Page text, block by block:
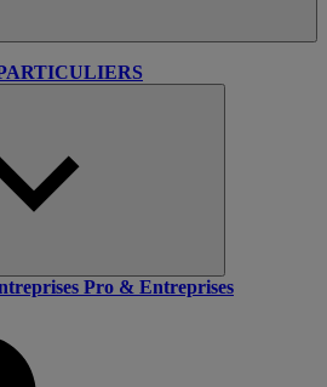
Pro & Entreprises